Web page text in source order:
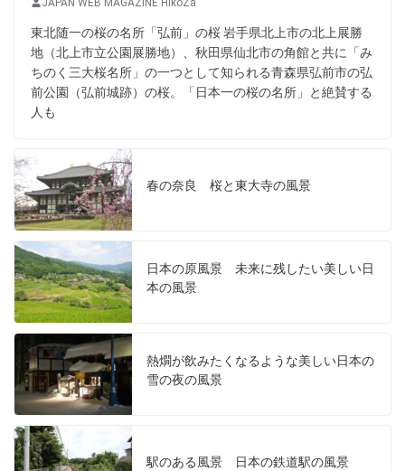
東北随一の桜の名所「弘前」の桜 岩手県北上市の北上展勝
地（北上市立公園展勝地）、秋田県仙北市の角館と共に「み
ちのく三大桜名所」の一つとして知られる青森県弘前市の弘
前公園（弘前城跡）の桜。「日本一の桜の名所」と絶賛する
人も
春の奈良 桜と東大寺の風景
日本の原風景 未来に残したい美しい日
本の風景
熱燗が飲みたくなるような美しい日本の
雪の夜の風景
駅のある風景 日本の鉄道駅の風景